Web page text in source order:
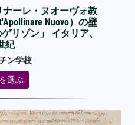
ーレ・ヌオーヴォ教
Nuovo）の壁
リゾン」 イタリア、
紀
ン学校
選ぶ